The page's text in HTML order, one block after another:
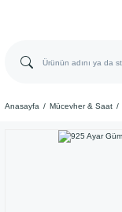
Anasayfa Mücevher & Saat